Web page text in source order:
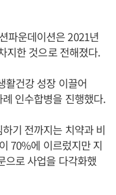
파운데이션은 2021년
지한 것으로 전해졌다.
건강 성장 이끌어
인수합병을 진행했다.
기 전까지는 치약과 비
70%에 이르렀지만 지
으로 사업을 다각화했